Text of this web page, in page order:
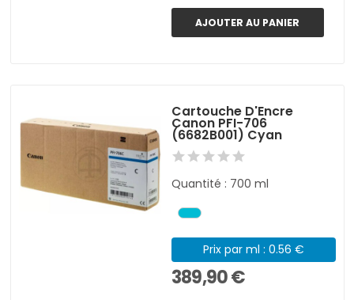
AJOUTER AU PANIER
Cartouche D'Encre
Canon PFI-706
(6682B001) Cyan
Quantité : 700 ml
Prix par ml : 0.56 €
389,90 €